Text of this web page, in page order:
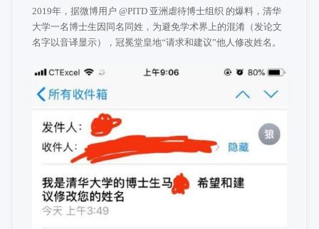
2019年，据微博用户 @PITD 亚洲虐待博士组织 的爆料，清华
大学一名博士生因同名同姓，为避免学术界上的混淆（发论文
名字以音译显示），冠冕堂皇地“请求和建议”他人修改姓名。